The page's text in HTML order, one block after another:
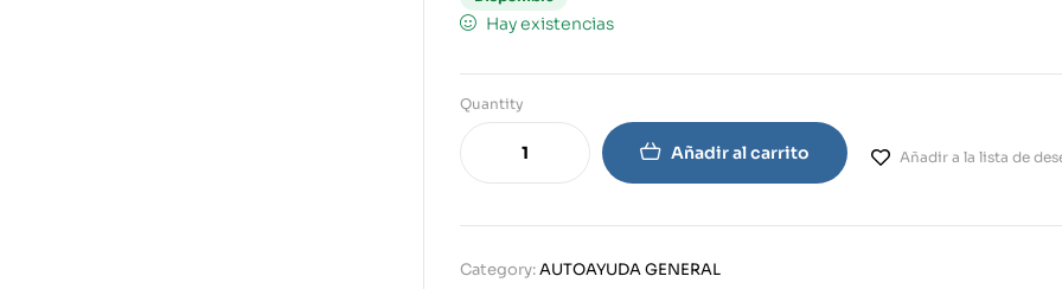
Hay existencias
Quantity
Añadir al carrito Añadir a la lista de
Category:AUTOAYUDA GENERAL